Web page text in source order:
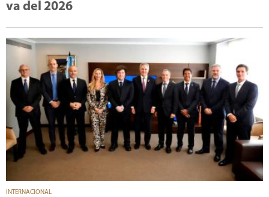
va del 2026
INTERNACIONAL